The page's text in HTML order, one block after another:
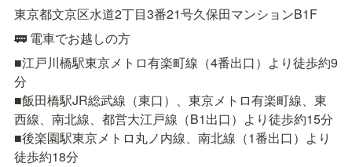
東京都文京区水道2丁目3番21号久保田マンションB1F
🚃 電車でお越しの方
■江戸川橋駅東京メトロ有楽町線（4番出口）より徒歩約9
分
■飯田橋駅JR総武線（東口）、東京メトロ有楽町線、東
西線、南北線、都営大江戸線（B1出口）より徒歩約15分
■後楽園駅東京メトロ丸ノ内線、南北線（1番出口）より
徒歩約18分